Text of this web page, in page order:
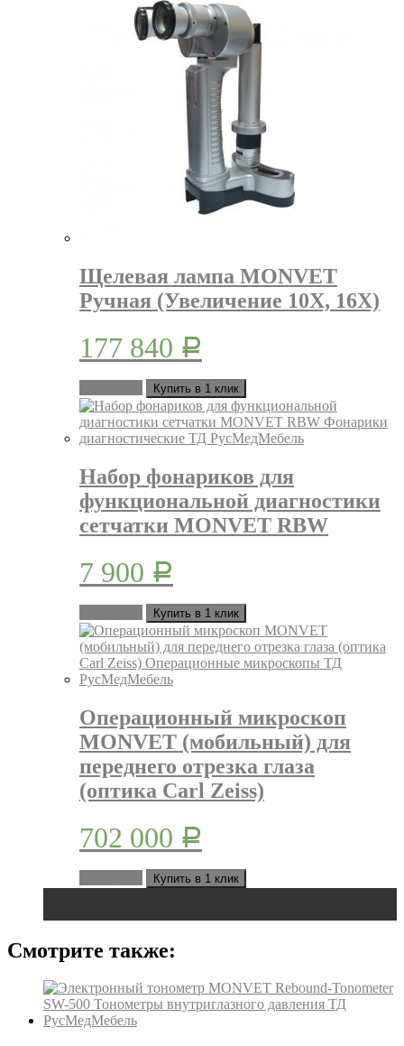
несколько
вариаций.
Опции
можно
выбрать
на
странице
товара.
Щелевая лампа MONVET
Ручная (Увеличение 10X, 16X)
177 840 Р
Купить в 1 клик
Набор фонариков для
функциональной диагностики
сетчатки MONVET RBW
7 900 Р
Купить в 1 клик
Операционный микроскоп
MONVET (мобильный) для
переднего отрезка глаза
(оптика Carl Zeiss)
702 000 Р
Купить в 1 клик
Смотрите также: